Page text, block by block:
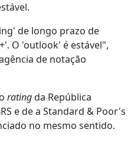
de longo prazo de
O 'outlook' é estável",
de notação
ratingda República
e de a Standard & Poor's
no mesmo sentido.